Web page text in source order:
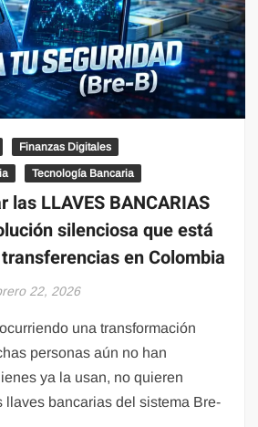
Finanzas Digitales
Tecnología Bancaria
las LLAVES BANCARIAS
silenciosa que está
en Colombia
22, 2026
una transformación
personas aún no han
ya la usan, no quieren
llaves bancarias del sistema Bre-